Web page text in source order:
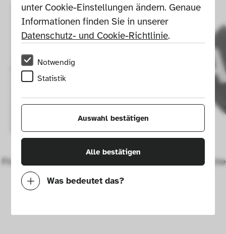
unter Cookie-Einstellungen ändern. Genaue
Informationen finden Sie in unserer
Datenschutz- und Cookie-Richtlinie.
Notwendig
Statistik
Auswahl bestätigen
Alle bestätigen
Was bedeutet das?
Mit diesen Cookies können wir durch
Firmenzeichen Shell